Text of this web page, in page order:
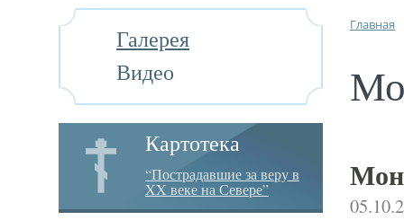
Галерея
Видео
Картотека
“Пострадавшие за веру в
XX веке на Севере”
Главная